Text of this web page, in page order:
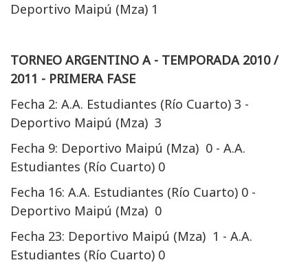
Deportivo Maipú (Mza) 1
TORNEO ARGENTINO A - TEMPORADA 2010 /
2011 - PRIMERA FASE
Fecha 2: A.A. Estudiantes (Río Cuarto) 3 -
Deportivo Maipú (Mza) 3
Fecha 9: Deportivo Maipú (Mza) 0 - A.A.
Estudiantes (Río Cuarto) 0
Fecha 16: A.A. Estudiantes (Río Cuarto) 0 -
Deportivo Maipú (Mza) 0
Fecha 23: Deportivo Maipú (Mza) 1 - A.A.
Estudiantes (Río Cuarto) 0